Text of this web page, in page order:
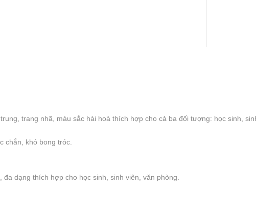
trang nhã, màu sắc hài hoà thích hợp cho cả ba đối tượng: học sinh,
chắn, khó bong tróc.
dạng thích hợp cho học sinh, sinh viên, văn phòng.